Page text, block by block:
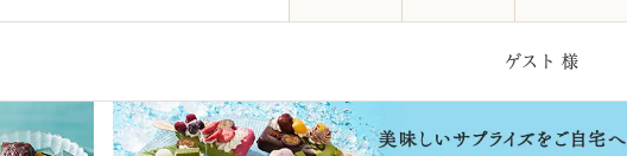
ゲスト 様